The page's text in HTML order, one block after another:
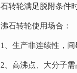
石转轮满足脱附条件
沸石转轮使用场合：
1、生产非连续性，
2、高沸点、大分子